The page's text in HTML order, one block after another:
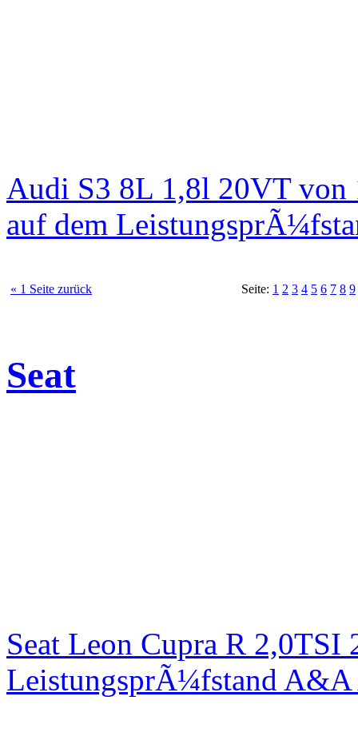
Audi S3 8L 1,8l 20VT von
auf dem
« 1 Seite zurück Seite: 1 2 3 4 5 6 7 8 9
Seat
Seat Leon Cupra R
LeistungsprÃ¼fstand